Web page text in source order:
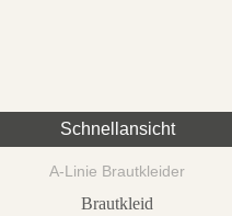
Schnellansicht
A-Linie Brautkleider
Brautkleid